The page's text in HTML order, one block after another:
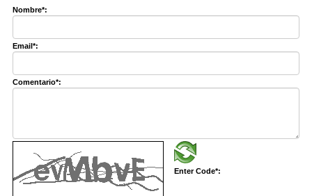
Nombre*:
Email*:
Comentario*:
Enter Code*: